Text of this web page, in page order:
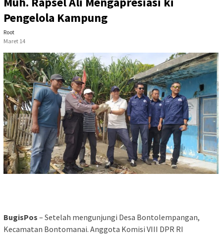
Pengelola Kampung
Root
Maret 14
BugisPos – Setelah mengunjungi Desa Bontolempangan,
Kecamatan Bontomanai. Anggota Komisi VIII DPR RI